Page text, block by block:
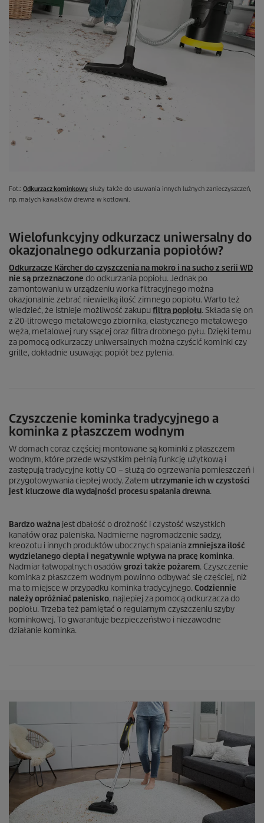
Fot.: Odkurzacz kominkowy służy także do usuwania innych luźnych zanieczyszczeń,
np. małych kawałków drewna w kotłowni.
Wielofunkcyjny odkurzacz uniwersalny do
okazjonalnego odkurzania popiołów?
Odkurzacze Kärcher do czyszczenia na mokro i na sucho z serii WD
nie są przeznaczone do odkurzania popiołu. Jednak po
zamontowaniu w urządzeniu worka filtracyjnego można
okazjonalnie zebrać niewielką ilość zimnego popiołu. Warto też
wiedzieć, że istnieje możliwość zakupufiltra popiołu. Składa się on
z 20-litrowego metalowego zbiornika, elastycznego metalowego
węża, metalowej rury ssącej oraz filtra drobnego pyłu. Dzięki temu
za pomocą odkurzaczy uniwersalnych można czyścić kominki czy
grille, dokładnie usuwając popiół bez pylenia.
Czyszczenie kominka tradycyjnego a
kominka z płaszczem wodnym
W domach coraz częściej montowane są kominki z płaszczem
wodnym, które przede wszystkim pełnią funkcję użytkową i
zastępują tradycyjne kotły CO – służą do ogrzewania pomieszczeń i
przygotowywania ciepłej wody. Zatem utrzymanie ich w czystości
jest kluczowe dla wydajności procesu spalania drewna.
Bardzo ważna jest dbałość o drożność i czystość wszystkich
kanałów oraz paleniska. Nadmierne nagromadzenie sadzy,
kreozotu i innych produktów ubocznych spalaniazmniejsza ilość
wydzielanego ciepła i negatywnie wpływa na pracę kominka.
Nadmiar łatwopalnych osadów grozi także pożarem. Czyszczenie
kominka z płaszczem wodnym powinno odbywać się częściej, niż
ma to miejsce w przypadku kominka tradycyjnego.Codziennie
należy opróżniać palenisko, najlepiej za pomocą odkurzacza do
popiołu. Trzeba też pamiętać o regularnym czyszczeniu szyby
kominkowej. To gwarantuje bezpieczeństwo i niezawodne
działanie kominka.